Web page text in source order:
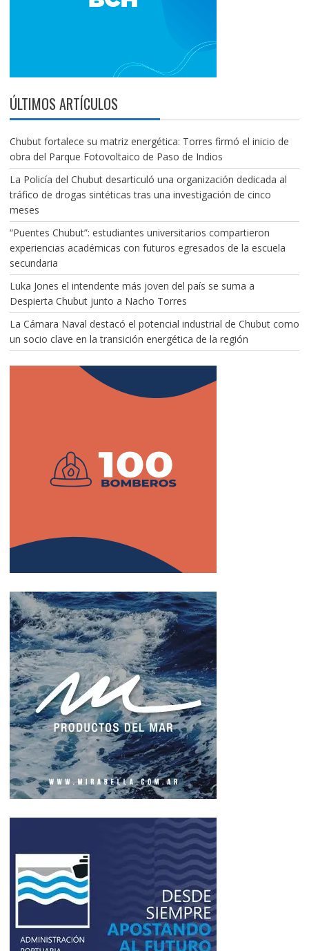
ÚLTIMOS ARTÍCULOS
Chubut fortalece su matriz energética: Torres firmó el inicio de
obra del Parque Fotovoltaico de Paso de Indios
La Policía del Chubut desarticuló una organización dedicada al
tráfico de drogas sintéticas tras una investigación de cinco
meses
“Puentes Chubut”: estudiantes universitarios compartieron
experiencias académicas con futuros egresados de la escuela
secundaria
Luka Jones el intendente más joven del país se suma a
Despierta Chubut junto a Nacho Torres
La Cámara Naval destacó el potencial industrial de Chubut como
un socio clave en la transición energética de la región